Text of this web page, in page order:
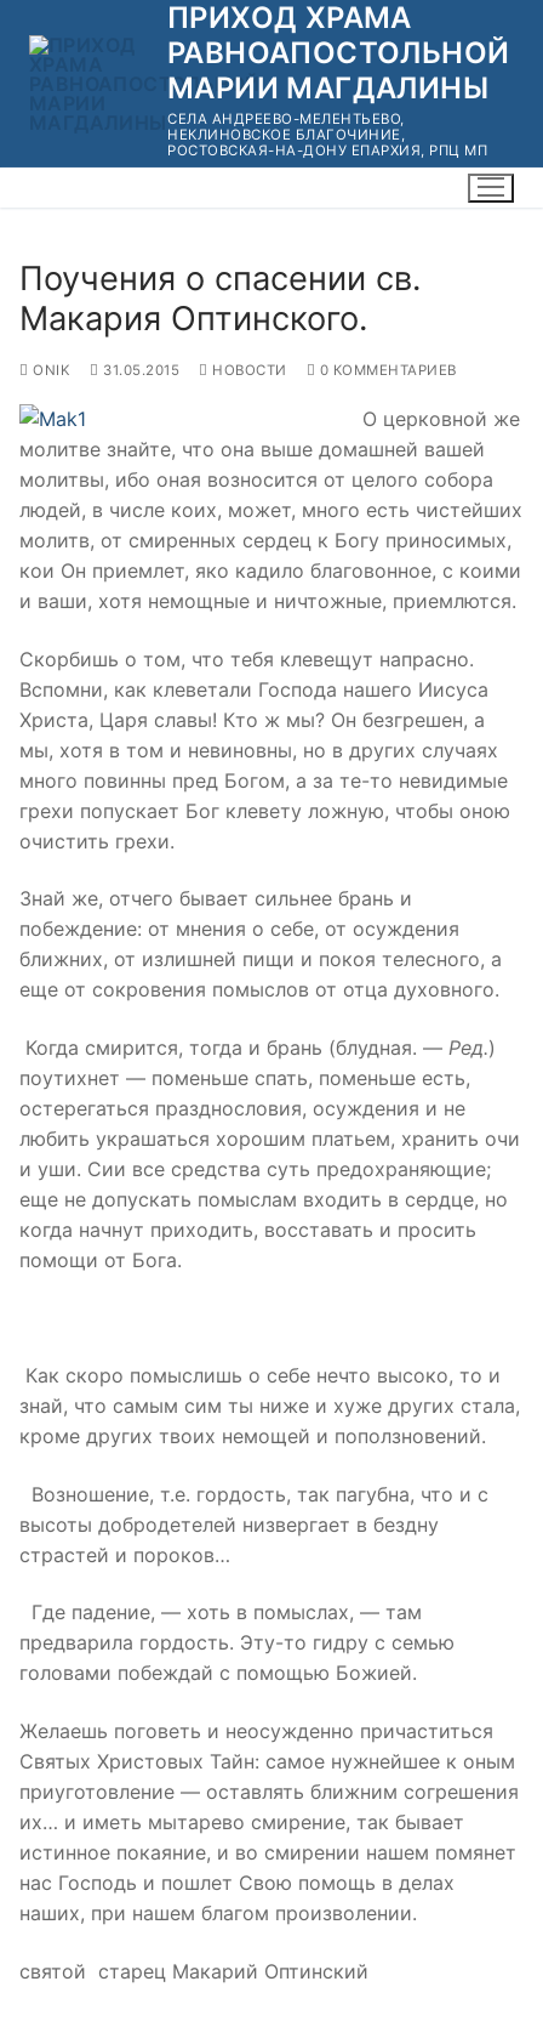
ПРИХОД ХРАМА
РАВНОАПОСТОЛЬНОЙ
МАРИИ МАГДАЛИНЫ
СЕЛА АНДРЕЕВО-МЕЛЕНТЬЕВО,
НЕКЛИНОВСКОЕ БЛАГОЧИНИЕ,
РОСТОВСКАЯ-НА-ДОНУ ЕПАРХИЯ, РПЦ МП
Поучения о спасении св.
Макария Оптинского.
ONIK 31.05.2015 НОВОСТИ 0 КОММЕНТАРИЕВ
О церковной же
молитве знайте, что она выше домашней вашей
молитвы, ибо оная возносится от целого собора
людей, в числе коих, может, много есть чистейших
молитв, от смиренных сердец к Богу приносимых,
кои Он приемлет, яко кадило благовонное, с коими
и ваши, хотя немощные и ничтожные, приемлются.
Скорбишь о том, что тебя клевещут напрасно.
Вспомни, как клеветали Господа нашего Иисуса
Христа, Царя славы! Кто ж мы? Он безгрешен, а
мы, хотя в том и невиновны, но в других случаях
много повинны пред Богом, а за те-то невидимые
грехи попускает Бог клевету ложную, чтобы оною
очистить грехи.
Знай же, отчего бывает сильнее брань и
побеждение: от мнения о себе, от осуждения
ближних, от излишней пищи и покоя телесного, а
еще от сокровения помыслов от отца духовного.
Когда смирится, тогда и брань (блудная. — Ред.)
поутихнет — поменьше спать, поменьше есть,
остерегаться празднословия, осуждения и не
любить украшаться хорошим платьем, хранить очи
и уши. Сии все средства суть предохраняющие;
еще не допускать помыслам входить в сердце, но
когда начнут приходить, восставать и просить
помощи от Бога.
Как скоро помыслишь о себе нечто высоко, то и
знай, что самым сим ты ниже и хуже других стала,
кроме других твоих немощей и поползновений.
Возношение, т.е. гордость, так пагубна, что и с
высоты добродетелей низвергает в бездну
страстей и пороков…
Где падение, — хоть в помыслах, — там
предварила гордость. Эту-то гидру с семью
головами побеждай с помощью Божией.
Желаешь поговеть и неосужденно причаститься
Святых Христовых Тайн: самое нужнейшее к оным
приуготовление — оставлять ближним согрешения
их… и иметь мытарево смирение, так бывает
истинное покаяние, и во смирении нашем помянет
нас Господь и пошлет Свою помощь в делах
наших, при нашем благом произволении.
святой старец Макарий Оптинский